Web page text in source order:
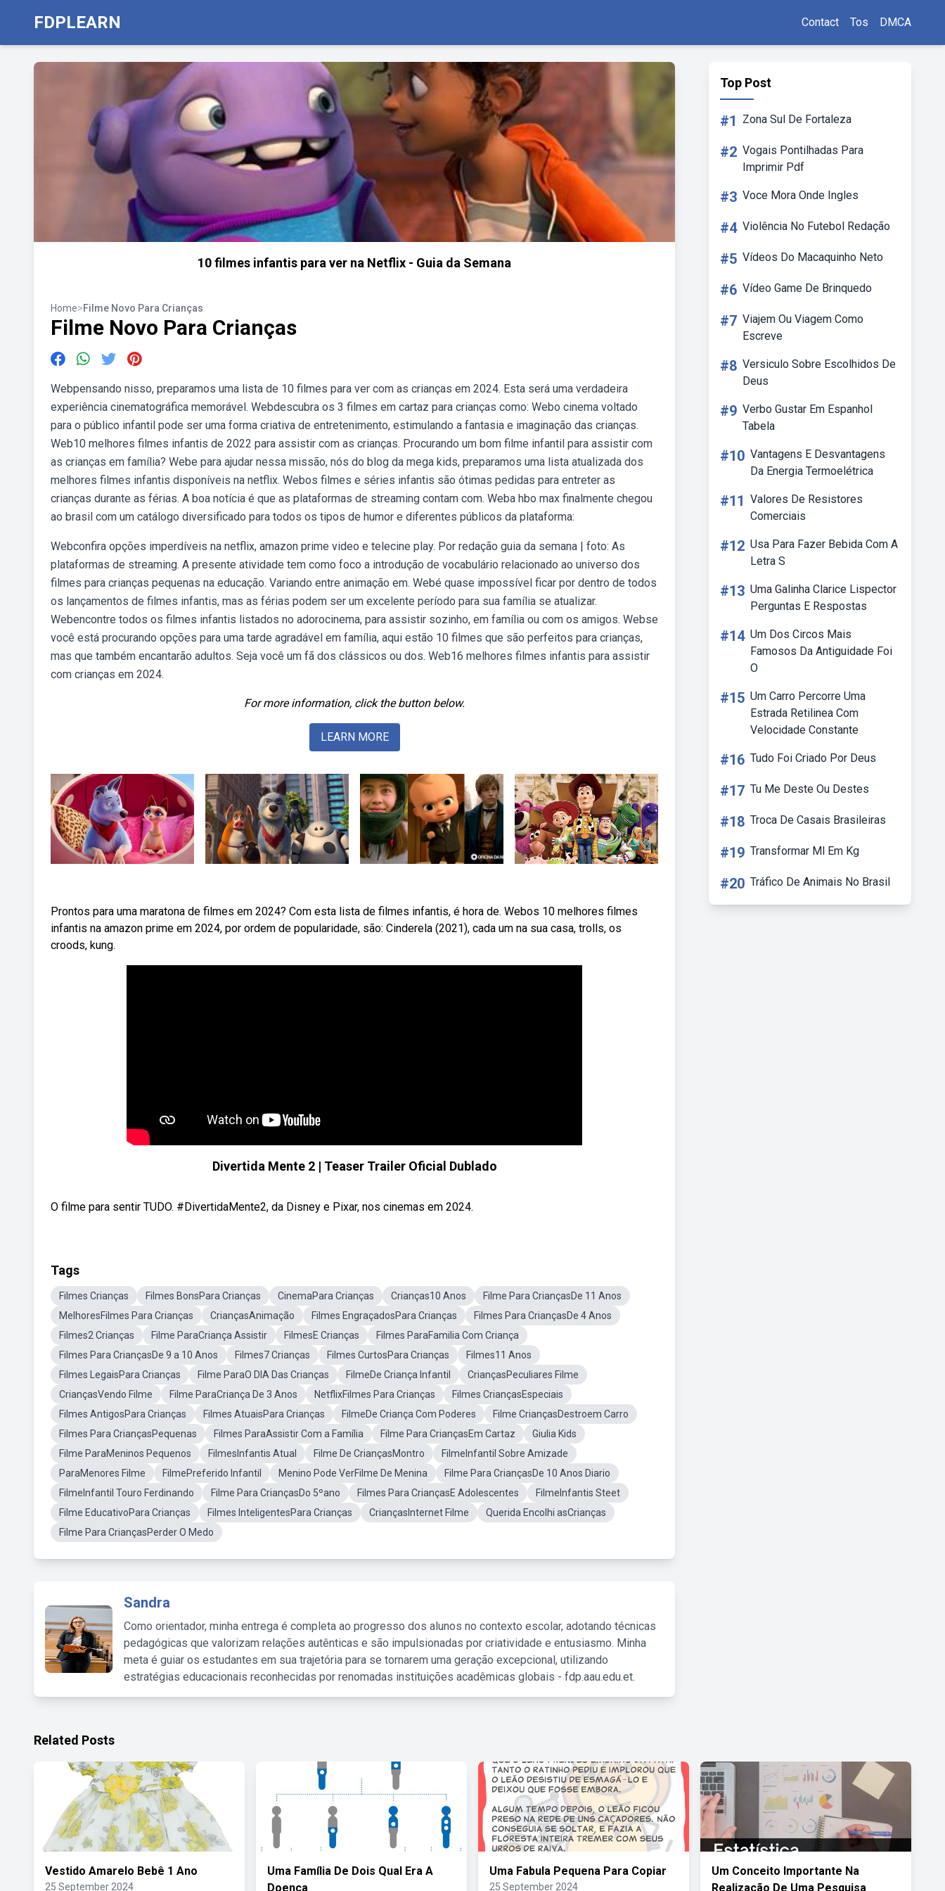
FDPLEARN Contact Tos DMCA
10 filmes infantis para ver na Netflix - Guia da Semana
Home>Filme Novo Para Crianças
Filme Novo Para Crianças
Webpensando nisso, preparamos uma lista de 10 filmes para ver com as crianças em 2024. Esta será uma verdadeira
experiência cinematográfica memorável. Webdescubra os 3 filmes em cartaz para crianças como: Webo cinema voltado
para o público infantil pode ser uma forma criativa de entretenimento, estimulando a fantasia e imaginação das crianças.
Web10 melhores filmes infantis de 2022 para assistir com as crianças. Procurando um bom filme infantil para assistir com
as crianças em família? Webe para ajudar nessa missão, nós do blog da mega kids, preparamos uma lista atualizada dos
melhores filmes infantis disponíveis na netflix. Webos filmes e séries infantis são ótimas pedidas para entreter as
crianças durante as férias. A boa notícia é que as plataformas de streaming contam com. Weba hbo max finalmente chegou
ao brasil com um catálogo diversificado para todos os tipos de humor e diferentes públicos da plataforma:
Webconfira opções imperdíveis na netflix, amazon prime video e telecine play. Por redação guia da semana | foto: As
plataformas de streaming. A presente atividade tem como foco a introdução de vocabulário relacionado ao universo dos
filmes para crianças pequenas na educação. Variando entre animação em. Webé quase impossível ficar por dentro de todos
os lançamentos de filmes infantis, mas as férias podem ser um excelente período para sua família se atualizar.
Webencontre todos os filmes infantis listados no adorocinema, para assistir sozinho, em família ou com os amigos. Webse
você está procurando opções para uma tarde agradável em família, aqui estão 10 filmes que são perfeitos para crianças,
mas que também encantarão adultos. Seja você um fã dos clássicos ou dos. Web16 melhores filmes infantis para assistir
com crianças em 2024.
For more information, click the button below.
LEARN MORE
Prontos para uma maratona de filmes em 2024? Com esta lista de filmes infantis, é hora de. Webos 10 melhores filmes
infantis na amazon prime em 2024, por ordem de popularidade, são: Cinderela (2021), cada um na sua casa, trolls, os
croods, kung.
Divertida Mente 2 | Teaser Trailer Oficial Dublado
O filme para sentir TUDO. #DivertidaMente2, da Disney e Pixar, nos cinemas em 2024.
Tags
Filmes Crianças Filmes BonsPara Crianças CinemaPara Crianças Crianças10 Anos
Filme Para CriançasDe 11 Anos
MelhoresFilmes Para Crianças
CriançasAnimação Filmes EngraçadosPara Crianças
Filmes Para CriançasDe 4 Anos
Filmes2 Crianças
Filme ParaCriança Assistir FilmesE Crianças
Filmes ParaFamilia Com Criança
Filmes Para CriançasDe 9 a 10 Anos
Filmes7 Crianças Filmes CurtosPara Crianças
Filmes11 Anos
Filmes LegaisPara Crianças
Filme ParaO DIA Das Crianças FilmeDe Criança Infantil
CriançasPeculiares Filme
CriançasVendo Filme
Filme ParaCriança De 3 Anos NetflixFilmes Para Crianças
Filmes CriançasEspeciais
Filmes AntigosPara Crianças
Filmes AtuaisPara Crianças FilmeDe Criança Com Poderes
Filme CriançasDestroem Carro
Filmes Para CriançasPequenas
Filmes ParaAssistir Com a Família Filme Para CriançasEm Cartaz
Giulia Kids
Filme ParaMeninos Pequenos
FilmesInfantis Atual Filme De CriançasMontro
FilmeInfantil Sobre Amizade
ParaMenores Filme
FilmePreferido Infantil Menino Pode VerFilme De Menina
Filme Para CriançasDe 10 Anos Diario
FilmeInfantil Touro Ferdinando
Filme Para CriançasDo 5ºano Filmes Para CriançasE Adolescentes
FilmeInfantis Steet
Filme EducativoPara Crianças
Filmes InteligentesPara Crianças CriançasInternet Filme
Querida Encolhi asCrianças
Filme Para CriançasPerder O Medo
Sandra
Como orientador, minha entrega é completa ao progresso dos alunos no contexto escolar, adotando técnicas
pedagógicas que valorizam relações autênticas e são impulsionadas por criatividade e entusiasmo. Minha
meta é guiar os estudantes em sua trajetória para se tornarem uma geração excepcional, utilizando
estratégias educacionais reconhecidas por renomadas instituições acadêmicas globais - fdp.aau.edu.et.
Top Post
#1 Zona Sul De Fortaleza
#2 Vogais Pontilhadas Para
Imprimir Pdf
#3 Voce Mora Onde Ingles
#4 Violência No Futebol Redação
#5 Vídeos Do Macaquinho Neto
#6 Vídeo Game De Brinquedo
#7 Viajem Ou Viagem Como
Escreve
#8 Versiculo Sobre Escolhidos De
Deus
#9 Verbo Gustar Em Espanhol
Tabela
#10 Vantagens E Desvantagens
Da Energia Termoelétrica
#11 Valores De Resistores
Comerciais
#12 Usa Para Fazer Bebida Com A
Letra S
#13 Uma Galinha Clarice Lispector
Perguntas E Respostas
#14 Um Dos Circos Mais
Famosos Da Antiguidade Foi
O
#15 Um Carro Percorre Uma
Estrada Retilinea Com
Velocidade Constante
#16 Tudo Foi Criado Por Deus
#17 Tu Me Deste Ou Destes
#18 Troca De Casais Brasileiras
#19 Transformar Ml Em Kg
#20 Tráfico De Animais No Brasil
Related Posts
Vestido Amarelo Bebê 1 Ano
25 September 2024
Uma Família De Dois Qual Era A
Doença
Uma Fabula Pequena Para Copiar
25 September 2024
Um Conceito Importante Na
Realização De Uma Pesquisa